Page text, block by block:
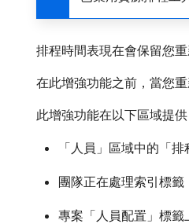
排程時間表現在會保留您
在此增強功能之前，當您
此增強功能在以下區域提供
「人員」區域中的「
團隊正在處理索引標籤
專案「人員配置」標